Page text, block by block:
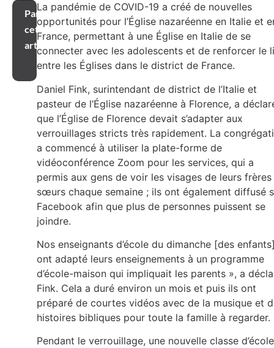
Partager
cet
article
La pandémie de COVID-19 a créé de nouvelles
opportunités pour l’Église nazaréenne en Italie et
France, permettant à une Église en Italie de se
connecter avec les adolescents et de renforcer le
entre les Églises dans le district de France.
Daniel Fink, surintendant de district de l’Italie et
pasteur de l’Église nazaréenne à Florence, a
que l’Église de Florence devait s’adapter aux
verrouillages stricts très rapidement. La
a commencé à utiliser la plate-forme de
vidéoconférence Zoom pour les services, qui a
permis aux gens de voir les visages de leurs
sœurs chaque semaine ; ils ont également diffusé
Facebook afin que plus de personnes puissent se
joindre.
Nos enseignants d’école du dimanche [des
ont adapté leurs enseignements à un programme
d’école-maison qui impliquait les parents », a
Fink. Cela a duré environ un mois et puis ils ont
préparé de courtes vidéos avec de la musique et
histoires bibliques pour toute la famille à
Pendant le verrouillage, une nouvelle classe d’école